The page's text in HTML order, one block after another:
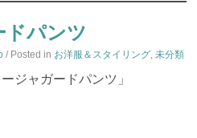
ドパンツ
/ Posted in お洋服＆スタイリング,未分類
ジャガードパンツ」